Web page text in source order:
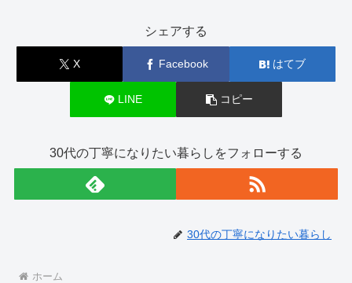
シェアする
X Facebook はてブ
LINE コピー
30代の丁寧になりたい暮らしをフォローする
30代の丁寧になりたい暮らし
ホーム